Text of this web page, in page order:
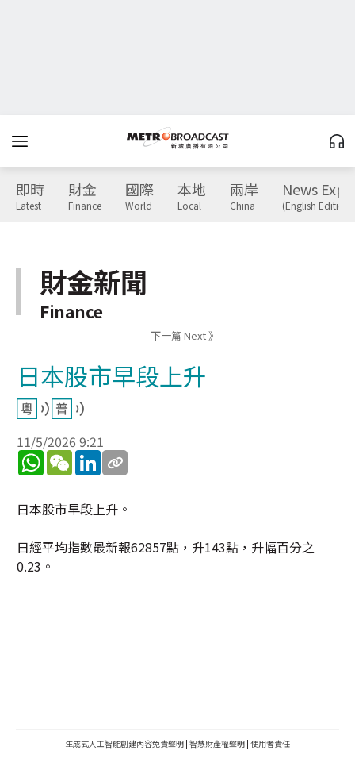
即時
Latest
財金
Finance
國際
World
本地
Local
兩岸
China
News
(English Edition)
財金新聞
Finance
下一篇 Next 》
日本股市早段上升
11/5/2026 9:21
WhatsApp
WeChatLinkedIn
日本股市早段上升。
日經平均指數最新報62857點，升143點，升幅百分之
0.23。
生成式人工智能創建內容免責聲明 | 智慧財產權聲明 | 使用者責任